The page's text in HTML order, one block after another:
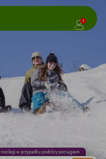
1
w przypadku podróży pociągiem